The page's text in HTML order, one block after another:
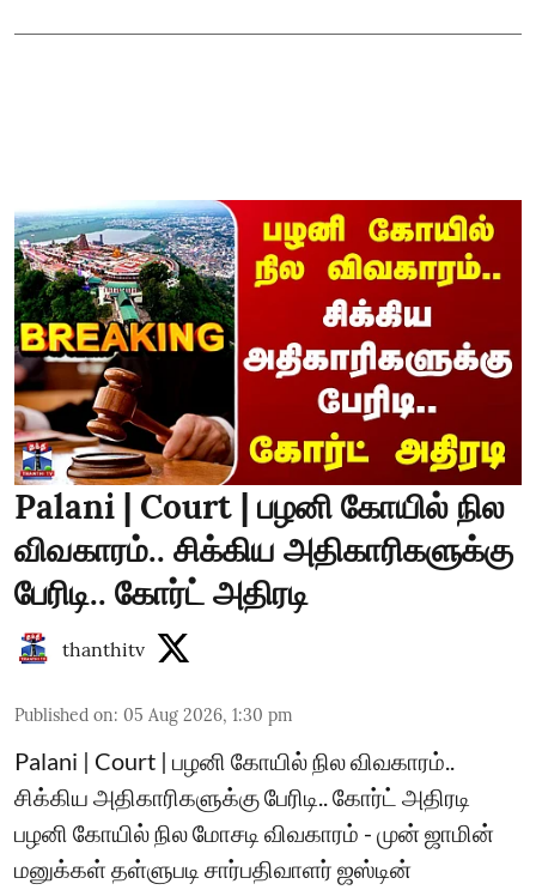
Palani | Court | பழனி கோயில் நில
விவகாரம்.. சிக்கிய அதிகாரிகளுக்கு
பேரிடி.. கோர்ட் அதிரடி
thanthitv
Published on: 05 Aug 2026, 1:30 pm
Palani | Court | பழனி கோயில் நில விவகாரம்..
சிக்கிய அதிகாரிகளுக்கு பேரிடி.. கோர்ட் அதிரடி
பழனி கோயில் நில மோசடி விவகாரம் - முன் ஜாமின்
மனுக்கள் தள்ளுபடி சார்பதிவாளர் ஜஸ்டின்